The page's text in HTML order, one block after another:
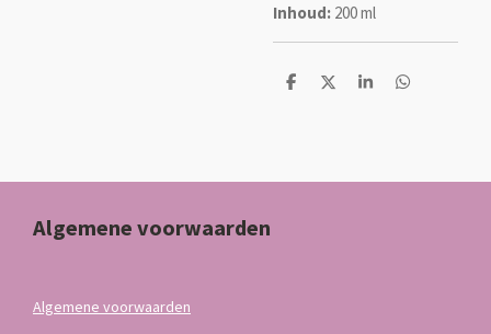
Inhoud: 200 ml
D
D
S
D
Algemene voorwaarden
Algemene voorwaarden